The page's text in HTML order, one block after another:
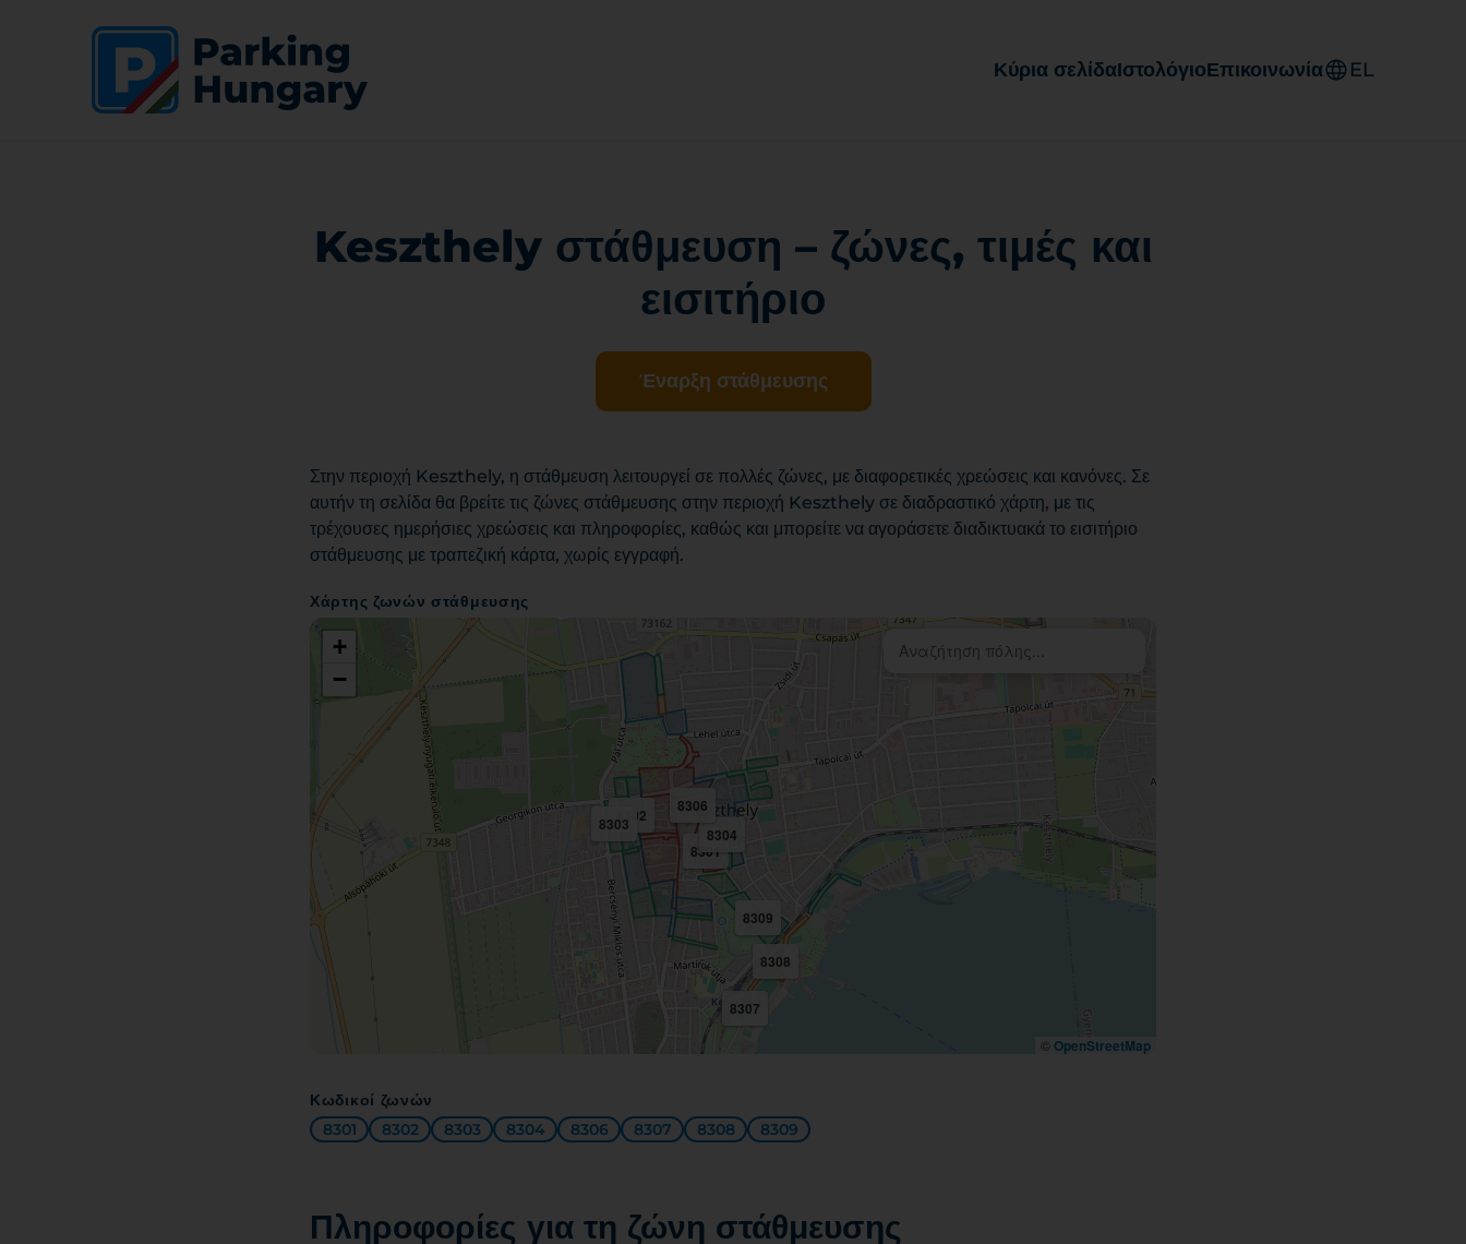
Κύρια σελίδαΙστολόγιοΕπικοινωνία EL
Keszthely στάθμευση – ζώνες, τιμές και
εισιτήριο
Έναρξη στάθμευσης
Στην περιοχή Keszthely, η στάθμευση λειτουργεί σε πολλές ζώνες, με διαφορετικές χρεώσεις και κανόνες. Σε
αυτήν τη σελίδα θα βρείτε τις ζώνες στάθμευσης στην περιοχή Keszthely σε διαδραστικό χάρτη, με τις
τρέχουσες ημερήσιες χρεώσεις και πληροφορίες, καθώς και μπορείτε να αγοράσετε διαδικτυακά το εισιτήριο
στάθμευσης με τραπεζική κάρτα, χωρίς εγγραφή.
Χάρτης ζωνών στάθμευσης
8301
8302
8303
8304
8306
8307
8308
8309
+
−
© OpenStreetMap
Κωδικοί ζωνών
8301
8302 8303 8304 8306 8307 8308 8309
Πληροφορίες για τη ζώνη στάθμευσης